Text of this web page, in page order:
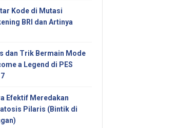
Kode di Mutasi
BRI dan Artinya
dan Trik Bermain Mode
a Legend di PES
Efektif Meredakan
Pilaris (Bintik di